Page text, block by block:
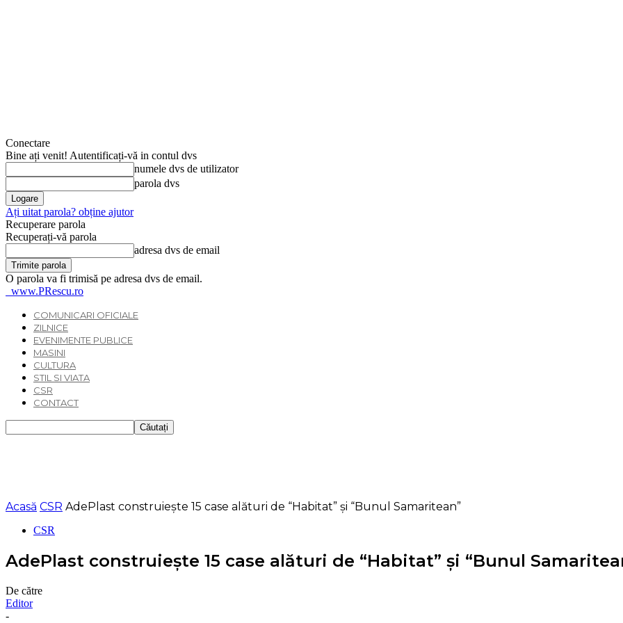
Conectare
Bine ați venit! Autentificați-vă in contul dvs
numele dvs de utilizator
parola dvs
Ați uitat parola? obține ajutor
Recuperare parola
Recuperați-vă parola
adresa dvs de email
O parola va fi trimisă pe adresa dvs de email.
www.PRescu.ro
COMUNICARI OFICIALE
ZILNICE
EVENIMENTE PUBLICE
MASINI
CULTURA
STIL SI VIATA
CSR
CONTACT
Acasă CSR AdePlast construieşte 15 case alături de “Habitat” şi “Bunul Samaritean”
CSR
AdePlast construieşte 15 case alături de “Habitat” şi “Bunul
De către
Editor
-